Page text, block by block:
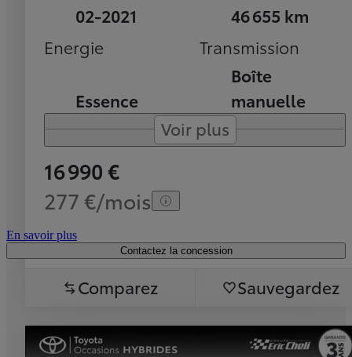
02-2021
46 655 km
Energie
Essence
Transmission
Boîte
manuelle
Voir plus
16 990 €
277 €/mois
En savoir plus
Contactez la concession
Comparez Sauvegardez